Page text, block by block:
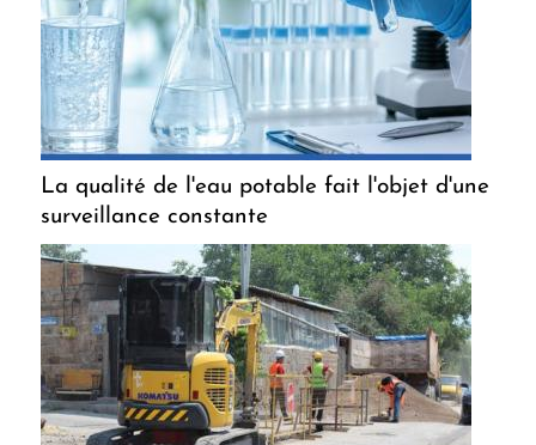
La qualité de l'eau potable fait l'objet d'une
surveillance constante